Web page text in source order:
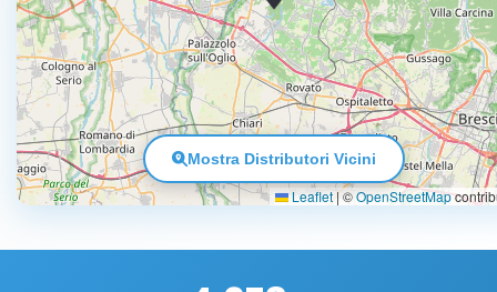
Leaflet|©OpenStreetMap
Mostra Distributori Vicini